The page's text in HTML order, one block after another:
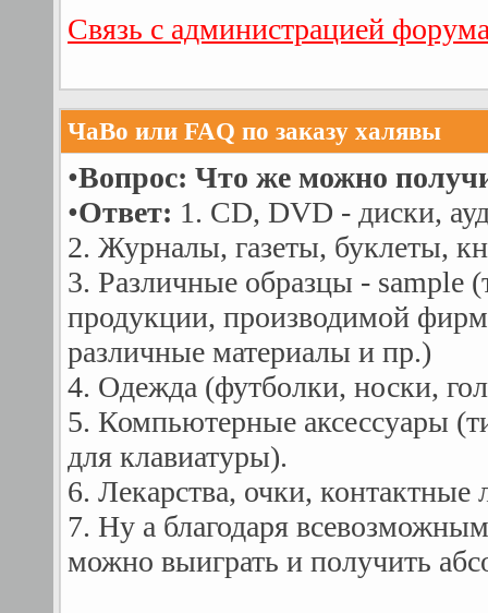
Связь с администрацией
ЧаВо или FAQ по заказу халявы
•Вопрос: Что же можно
•Ответ: 1. CD, DVD - диски,
2. Жуpналы, газеты, буклеты,
3. Различные образцы - sаmple
продукции, производимой
различные материалы и пр.)
4. Одежда (футболки, носки,
5. Компьютеpные аксессуары
для клавиатуры).
6. Лекаpства, очки, контактные
7. Ну а благодаря
можно выиграть и получить